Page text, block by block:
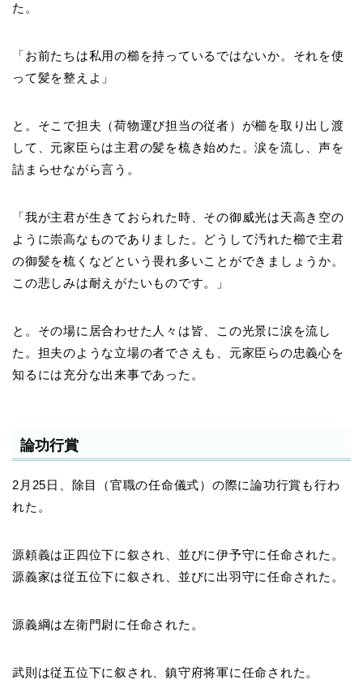
た。
「お前たちは私用の櫛を持っているではないか。それを使
って髪を整えよ」
と。そこで担夫（荷物運び担当の従者）が櫛を取り出し渡
して、元家臣らは主君の髪を梳き始めた。涙を流し、声を
詰まらせながら言う。
「我が主君が生きておられた時、その御威光は天高き空の
ように崇高なものでありました。どうして汚れた櫛で主君
の御髪を梳くなどという畏れ多いことができましょうか。
この悲しみは耐えがたいものです。」
と。その場に居合わせた人々は皆、この光景に涙を流し
た。担夫のような立場の者でさえも、元家臣らの忠義心を
知るには充分な出来事であった。
論功行賞
2月25日、除目（官職の任命儀式）の際に論功行賞も行わ
れた。
源頼義は正四位下に叙され、並びに伊予守に任命された。
源義家は従五位下に叙され、並びに出羽守に任命された。
源義綱は左衛門尉に任命された。
武則は従五位下に叙され、鎮守府将軍に任命された。